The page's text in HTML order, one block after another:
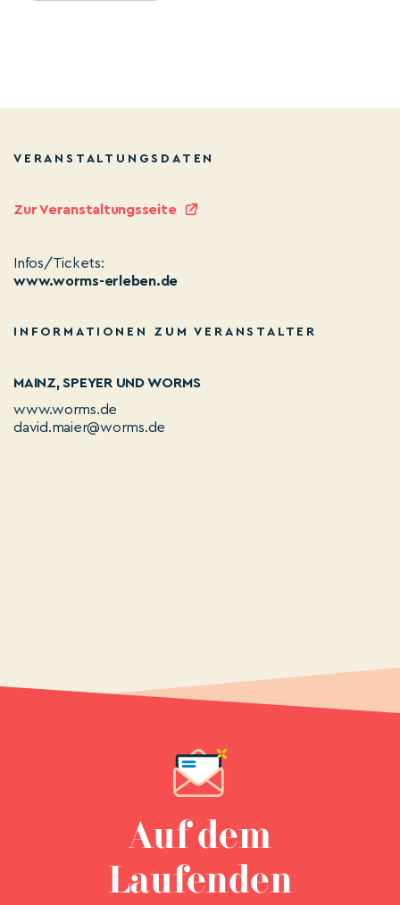
VERANSTALTUNGSDATEN
Zur Veranstaltungsseite
Infos/Tickets:
www.worms-erleben.de
INFORMATIONEN ZUM VERANSTALTER
MAINZ, SPEYER UND WORMS
www.worms.de
david.maier@worms.de
Auf dem
Laufenden